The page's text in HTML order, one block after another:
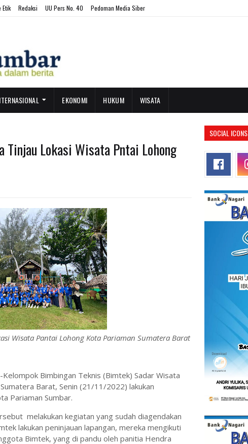
Etik Redaksi UU Pers No. 40 Pedoman Media Siber
EKONOMI HUKUM WISATA
Lokasi Wisata Pntai Lohong
Wisata Pantai Lohong Kota Pariaman Sumatera Barat
-Kelompok Bimbingan Teknis (Bimtek) Sadar Wisata
Barat, Senin (21/11/2022) lakukan
Pariaman Sumbar.
melakukan kegiatan yang sudah diagendakan
lakukan peninjauan lapangan, mereka mengikuti
Bimtek, yang di pandu oleh panitia Hendra
SOCIAL ICONS